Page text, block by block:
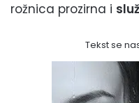
rožnica prozirna i
Tekst se